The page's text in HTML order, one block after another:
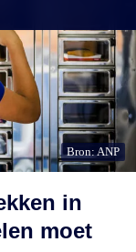
Bron: ANP
in
moet